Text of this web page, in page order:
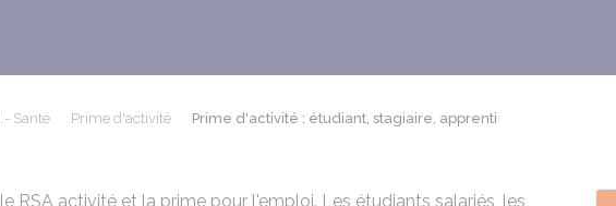
- Santé Prime d'activité Prime d'activité : étudiant, stagiaire, apprenti
RSA activité et la prime pour l'emploi. Les étudiants salariés, les